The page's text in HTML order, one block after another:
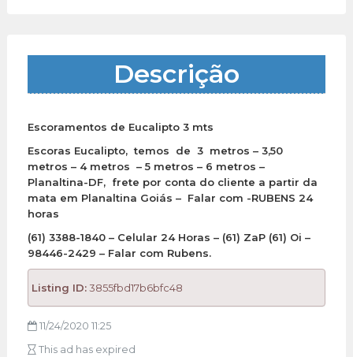
Descrição
Escoramentos de Eucalipto 3 mts
Escoras Eucalipto, temos de 3 metros – 3,50
metros – 4 metros – 5 metros – 6 metros –
Planaltina-DF, frete por conta do cliente a partir da
mata em Planaltina Goiás – Falar com -RUBENS 24
horas
(61) 3388-1840 – Celular 24 Horas – (61) ZaP (61) Oi –
98446-2429 – Falar com Rubens.
Listing ID:3855fbd17b6bfc48
11/24/2020 11:25
This ad has expired